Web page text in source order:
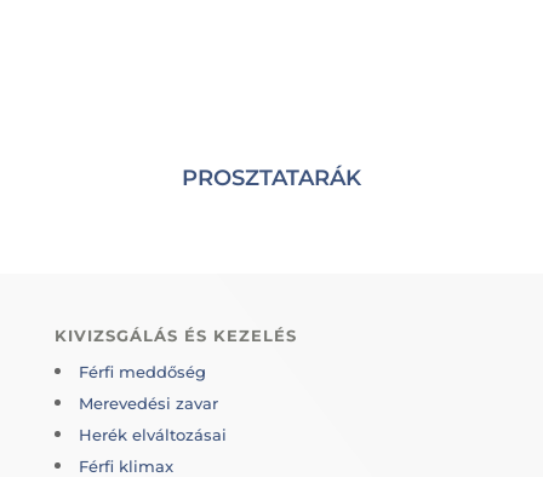
PROSZTATARÁK
KIVIZSGÁLÁS ÉS KEZELÉS
Férfi meddőség
Merevedési zavar
Herék elváltozásai
Férfi klimax